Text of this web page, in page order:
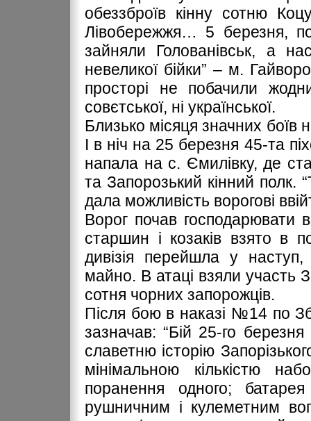
обеззброїв кінну сотню
Лівобережжя… 5 березня,
зайняли Голованівськ, а
невеликої бійки” – м.
просторі не побачили
совєтської, ні української.
Близько місяця значних боїв
І в ніч на 25 березня 45-та
напала на с. Ємилівку, де
та Запорозький кінний полк.
дала можливість ворогові
Ворог почав господарювати
старшин і козаків взято в
дивізія перейшла у
майно. В атаці взяли участь
сотня чорних запорожців.
Після бою в наказі №14 по
зазначав: “Бій 25-го
славетню історію
мінімальною кількістю
поранення одного;
рушничним і кулеметним